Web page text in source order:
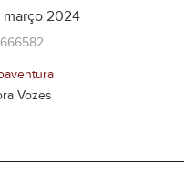
março 2024
Vozes